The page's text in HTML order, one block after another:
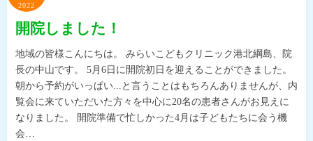
2022
開院しました！
地域の皆様こんにちは。 みらいこどもクリニック港北綱島、院
長の中山です。 5月6日に開院初日を迎えることができました。
朝から予約がいっぱい...と言うことはもちろんありませんが、内
覧会に来ていただいた方々を中心に20名の患者さんがお見えに
なりました。 開院準備で忙しかった4月は子どもたちに会う機
会…